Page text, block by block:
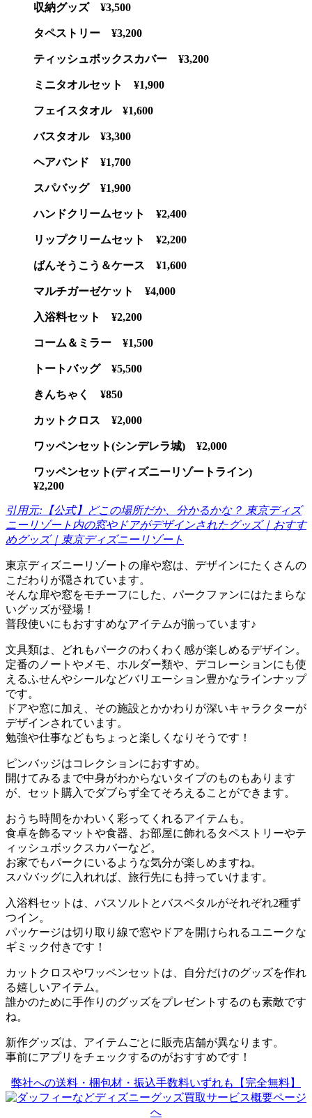
収納グッズ ¥3,500
タペストリー ¥3,200
ティッシュボックスカバー ¥3,200
ミニタオルセット ¥1,900
フェイスタオル ¥1,600
バスタオル ¥3,300
ヘアバンド ¥1,700
スパバッグ ¥1,900
ハンドクリームセット ¥2,400
リップクリームセット ¥2,200
ばんそうこう＆ケース ¥1,600
マルチガーゼケット ¥4,000
入浴料セット ¥2,200
コーム＆ミラー ¥1,500
トートバッグ ¥5,500
きんちゃく ¥850
カットクロス ¥2,000
ワッペンセット(シンデレラ城) ¥2,000
ワッペンセット(ディズニーリゾートライン)
¥2,200
引用元:【公式】どこの場所だか、分かるかな？ 東京ディズ
ニーリゾート内の窓やドアがデザインされたグッズ｜おすす
めグッズ｜東京ディズニーリゾート
東京ディズニーリゾートの扉や窓は、デザインにたくさんの
こだわりが隠されています。
そんな扉や窓をモチーフにした、パークファンにはたまらな
いグッズが登場！
普段使いにもおすすめなアイテムが揃っています♪
文具類は、どれもパークのわくわく感が楽しめるデザイン。
定番のノートやメモ、ホルダー類や、デコレーションにも使
えるふせんやシールなどバリエーション豊かなラインナップ
です。
ドアや窓に加え、その施設とかかわりが深いキャラクターが
デザインされています。
勉強や仕事などもちょっと楽しくなりそうです！
ピンバッジはコレクションにおすすめ。
開けてみるまで中身がわからないタイプのものもあります
が、セット購入でダブらず全てそろえることができます。
おうち時間をかわいく彩ってくれるアイテムも。
食卓を飾るマットや食器、お部屋に飾れるタペストリーやテ
ィッシュボックスカバーなど。
お家でもパークにいるような気分が楽しめますね。
スパバッグに入れれば、旅行先にも持っていけます。
入浴料セットは、バスソルトとバスペタルがそれぞれ2種ず
つイン。
パッケージは切り取り線で窓やドアを開けられるユニークな
ギミック付きです！
カットクロスやワッペンセットは、自分だけのグッズを作れ
る嬉しいアイテム。
誰かのために手作りのグッズをプレゼントするのも素敵です
ね。
新作グッズは、アイテムごとに販売店舗が異なります。
事前にアプリをチェックするのがおすすめです！
弊社への送料・梱包材・振込手数料いずれも【完全無料】